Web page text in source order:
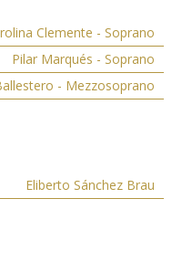
Clemente - Soprano
Pilar Marqués - Soprano
- Mezzosoprano
Eliberto Sánchez Brau